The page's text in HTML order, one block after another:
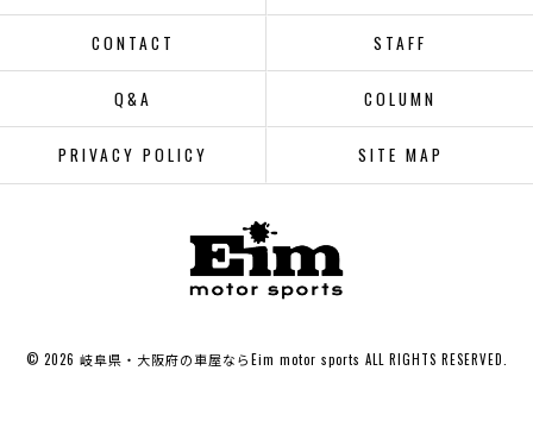
CONTACT STAFF
Q&A COLUMN
PRIVACY POLICY SITE MAP
© 2026 岐阜県・大阪府の車屋ならEim motor sports ALL RIGHTS RESERVED.